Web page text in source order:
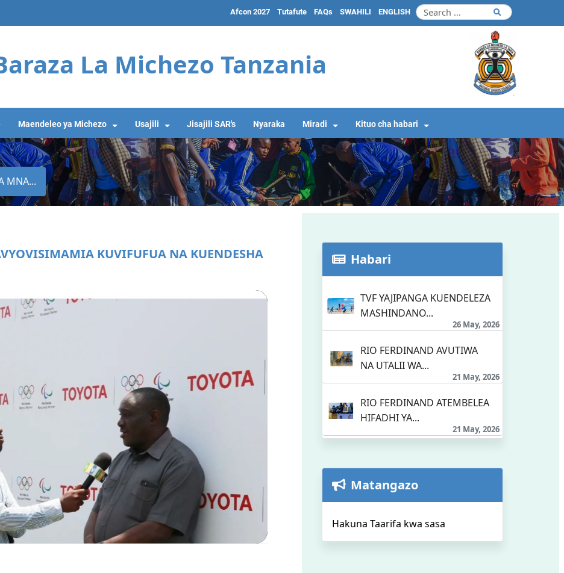
ENGLISH
SWAHILI
FAQs
Tutafute
Afcon 2027
La Michezo Tanzania
Maendeleo ya Michezo Usajili Jisajili SAR's Nyaraka Miradi Kituo cha habari
MNA...
KUVIFUFUA NA KUENDESHA
Habari
TVF YAJIPANGA KUENDELEZA
MASHINDANO...
26 May, 2026
RIO FERDINAND AVUTIWA
NA UTALII WA...
21 May, 2026
RIO FERDINAND ATEMBELEA
HIFADHI YA...
21 May, 2026
Matangazo
Hakuna Taarifa kwa sasa